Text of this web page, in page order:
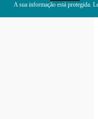
A sua informação está protegida.